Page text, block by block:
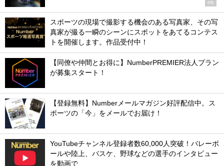
PR
スポーツの現場で撮影する機会のある写真家、その写
真家が撮る一瞬のシーンにスポットをあてるコンテス
トを開催します。作品受付中！
【同僚や仲間とお得に】NumberPREMIER法人プラン
が募集スタート！
【登録無料】Numberメールマガジン好評配信中。ス
ポーツの「今」をメールでお届け！
YouTubeチャンネル登録者数60,000人突破！バレーボ
ールや陸上、バスケ、野球などの選手のインタビュー
を動画で